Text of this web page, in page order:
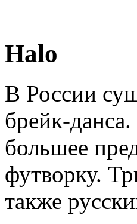
Halo
В России
брейк-
большее
футворку.
также